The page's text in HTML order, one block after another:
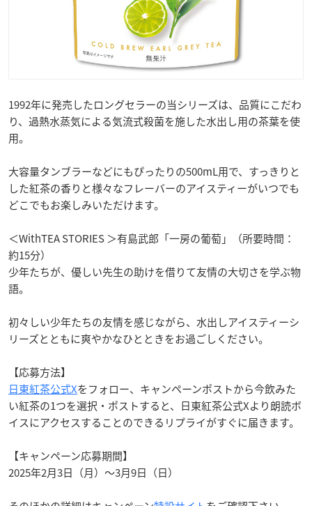
1992年に発売したロングセラーの当シリーズは、品質にこだわ
り、過熱水蒸気による気流式殺菌を施した水出し用の茶葉を使
用。
大容量タンブラーなどにもぴったりの500mL用で、すっきりと
した紅茶の香りと様々なフレーバーのアイスティーがいつでも
どこでもお楽しみいただけます。
＜WithTEA STORIES ＞有島武郎「一房の葡萄」（所要時間：
約15分）
少年たちが、優しい先生の助けを借りて友情の大切さを学ぶ物
語。
初々しい少年たちの友情を感じながら、水出しアイスティーシ
リーズとともに爽やかなひとときをお過ごしください。
【応募方法】
日東紅茶公式Xをフォロー、キャンペーンポストから今飲みた
い紅茶の1つを選択・ポストすると、日東紅茶公式Xより朗読ボ
イスにアクセスすることのできるリプライがすぐに届きます。
【キャンペーン応募期間】
2025年2月3日（月）～3月9日（日）